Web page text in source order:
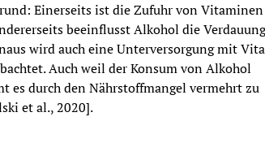
Einerseits ist die Zufuhr von
beeinflusst Alkohol die Verdauung
wird auch eine Unterversorgung mit
Auch weil der Konsum von Alkohol
es durch den Nährstoffmangel vermehrt zu
et al., 2020].